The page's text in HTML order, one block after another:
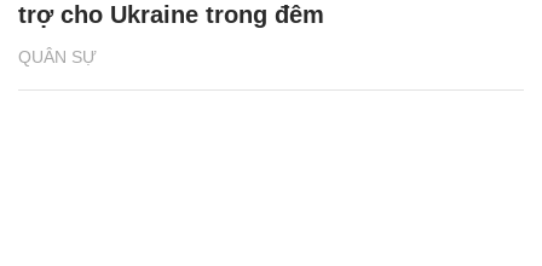
QUÂN SỰ
trợ cho Ukraine trong đêm